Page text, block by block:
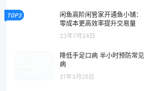
TOP3
闲鱼高阶闲管家开通鱼小铺：
零成本更高效率提升交易量
23年7月24日
降低手足口病 半小时预防常见
病
21年3月25日